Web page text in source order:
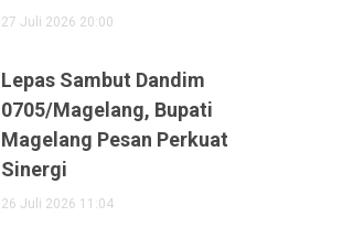
27 Juli 2026 20:00
Lepas Sambut Dandim
0705/Magelang, Bupati
Magelang Pesan Perkuat
Sinergi
26 Juli 2026 11:04